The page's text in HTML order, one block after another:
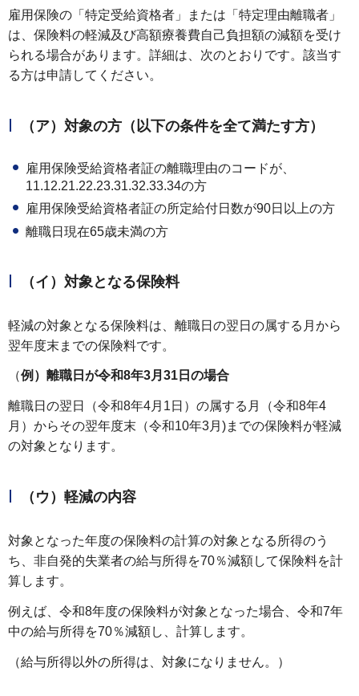
雇用保険の「特定受給資格者」または「特定理由離職者」
は、保険料の軽減及び高額療養費自己負担額の減額を受け
られる場合があります。詳細は、次のとおりです。該当す
る方は申請してください。
（ア）対象の方（以下の条件を全て満たす方）
雇用保険受給資格者証の離職理由のコードが、
11.12.21.22.23.31.32.33.34の方
雇用保険受給資格者証の所定給付日数が90日以上の方
離職日現在65歳未満の方
（イ）対象となる保険料
軽減の対象となる保険料は、離職日の翌日の属する月から
翌年度末までの保険料です。
（例）離職日が令和8年3月31日の場合
離職日の翌日（令和8年4月1日）の属する月（令和8年4
月）からその翌年度末（令和10年3月)までの保険料が軽減
の対象となります。
（ウ）軽減の内容
対象となった年度の保険料の計算の対象となる所得のう
ち、非自発的失業者の給与所得を70％減額して保険料を計
算します。
例えば、令和8年度の保険料が対象となった場合、令和7年
中の給与所得を70％減額し、計算します。
（給与所得以外の所得は、対象になりません。）